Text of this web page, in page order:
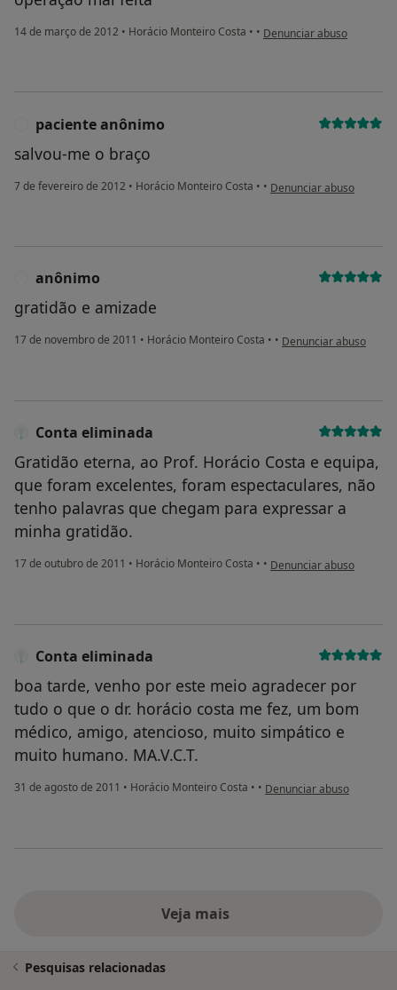
14 de março de 2012 • Horácio Monteiro Costa • • na opinião do utilizador
Denunciar abuso
paciente anônimo
salvou-me o braço
7 de fevereiro de 2012 • Horácio Monteiro Costa • • na opinião do utilizador
Denunciar abuso
anônimo
gratidão e amizade
17 de novembro de 2011 • Horácio Monteiro Costa • • na opinião do
Denunciar abuso
Conta eliminada
Gratidão eterna, ao Prof. Horácio Costa e equipa,
que foram excelentes, foram espectaculares, não
tenho palavras que chegam para expressar a
minha gratidão.
17 de outubro de 2011 • Horácio Monteiro Costa • • na opinião do utilizador
Denunciar abuso
Conta eliminada
boa tarde, venho por este meio agradecer por
tudo o que o dr. horácio costa me fez, um bom
médico, amigo, atencioso, muito simpático e
muito humano. MA.V.C.T.
31 de agosto de 2011 • Horácio Monteiro Costa • • na opinião do utilizador
Denunciar abuso
Veja mais
Pesquisas relacionadas